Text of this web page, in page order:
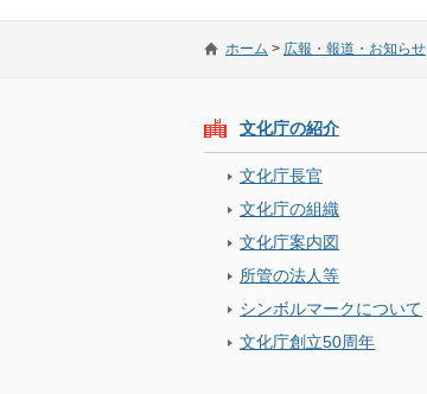
ホーム > 広報・報道・お知らせ
文化庁の紹介
文化庁長官
文化庁の組織
文化庁案内図
所管の法人等
シンボルマークについて
文化庁創立50周年